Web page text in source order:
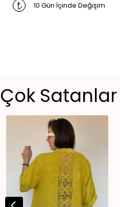
10 Gün İçinde Değişim
Çok Satanlar